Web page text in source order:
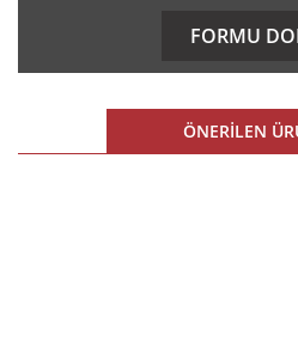
kullanarak tarafımıza iletebilirsiniz.
Ürün resmi kalitesiz, bozuk
Ürün açıklamasında eksik
FORMU
ÖNERİLEN